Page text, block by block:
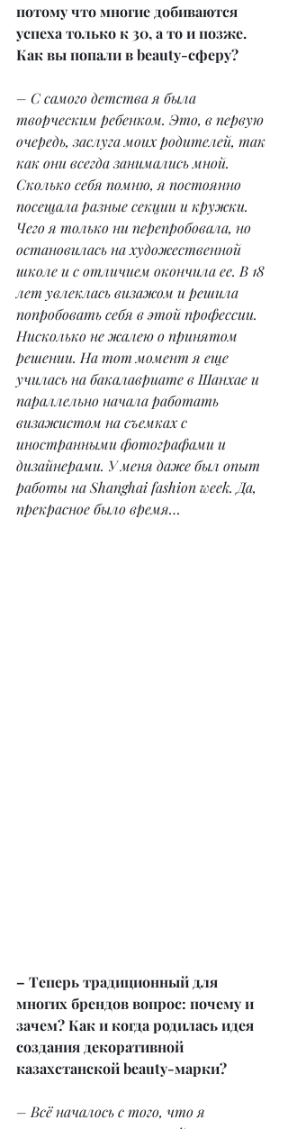
потому что многие добиваются
успеха только к 30, а то и позже.
Как вы попали в beauty-сферу?
– С самого детства я была
творческим ребенком. Это, в первую
очередь, заслуга моих родителей, так
как они всегда занимались мной.
Сколько себя помню, я постоянно
посещала разные секции и кружки.
Чего я только ни перепробовала, но
остановилась на художественной
школе и с отличием окончила ее. В 18
лет увлеклась визажом и решила
попробовать себя в этой профессии.
Нисколько не жалею о принятом
решении. На тот момент я еще
училась на бакалавриате в Шанхае и
параллельно начала работать
визажистом на съемках с
иностранными фотографами и
дизайнерами. У меня даже был опыт
работы на Shanghai fashion week. Да,
прекрасное было время…
– Теперь традиционный для
многих брендов вопрос: почему и
зачем? Как и когда родилась идея
создания декоративной
казахстанской beauty-марки?
– Всё началось с того, что я